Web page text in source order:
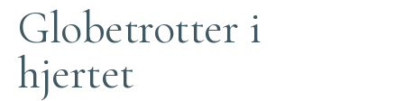
Globetrotter i
hjertet